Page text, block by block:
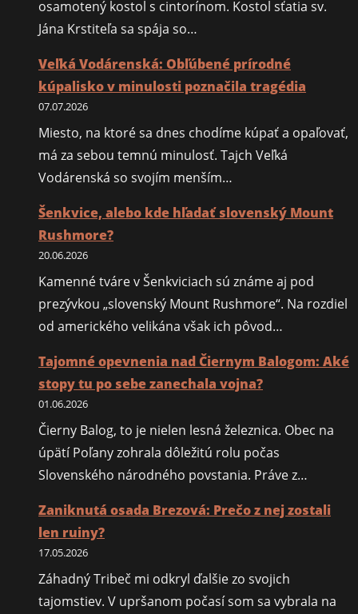
osamotený kostol s cintorínom. Kostol sťatia sv.
Jána Krstiteľa sa spája so…
Veľká Vodárenská: Obľúbené prírodné
kúpalisko v minulosti poznačila tragédia
07.07.2026
Miesto, na ktoré sa dnes chodíme kúpať a opaľovať,
má za sebou temnú minulosť. Tajch Veľká
Vodárenská so svojím menším…
Šenkvice, alebo kde hľadať slovenský Mount
Rushmore?
20.06.2026
Kamenné tváre v Šenkviciach sú známe aj pod
prezývkou „slovenský Mount Rushmore“. Na rozdiel
od amerického velikána však ich pôvod…
Tajomné opevnenia nad Čiernym Balogom: Aké
stopy tu po sebe zanechala vojna?
01.06.2026
Čierny Balog, to je nielen lesná železnica. Obec na
úpätí Poľany zohrala dôležitú rolu počas
Slovenského národného povstania. Práve z…
Zaniknutá osada Brezová: Prečo z nej zostali
len ruiny?
17.05.2026
Záhadný Tribeč mi odkryl ďalšie zo svojich
tajomstiev. V upršanom počasí som sa vybrala na